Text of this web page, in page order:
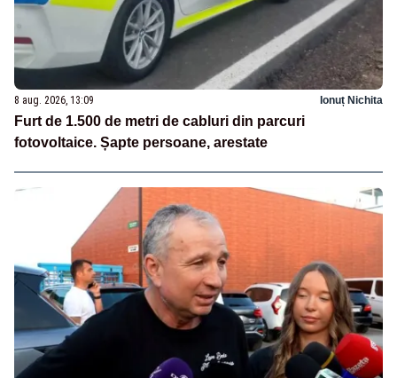
8 aug. 2026, 13:09 Ionuț Nichita
Furt de 1.500 de metri de cabluri din parcuri
fotovoltaice. Șapte persoane, arestate